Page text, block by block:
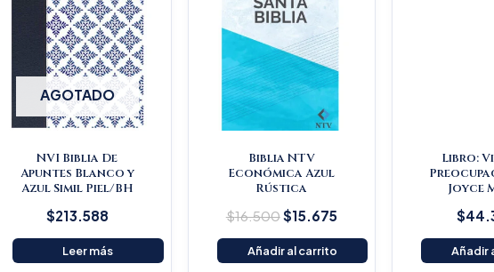
AGOTADO
NVI Biblia De
Apuntes Blanco y
Azul Simil Piel/BH
$213.588
Leer más
Biblia NTV
Económica Azul
Rústica
$16.500$15.675
Añadir al carrito
Libro:
Joyce
$
Añadir